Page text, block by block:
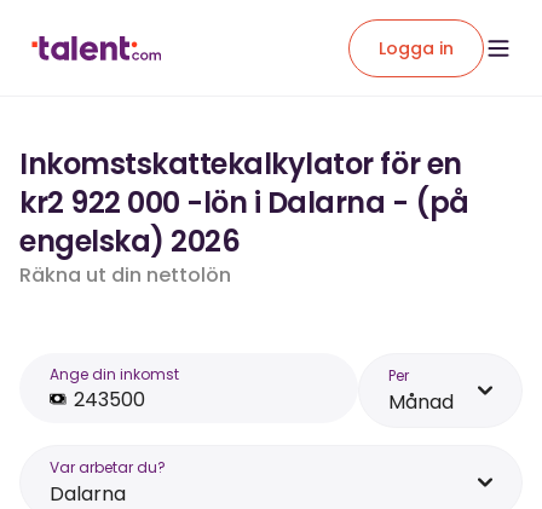
Logga in
Inkomstskattekalkylator för en
kr2 922 000 -lön i Dalarna - (på
engelska) 2026
Räkna ut din nettolön
Ange din inkomst Per
Månad
Var arbetar du?
Dalarna